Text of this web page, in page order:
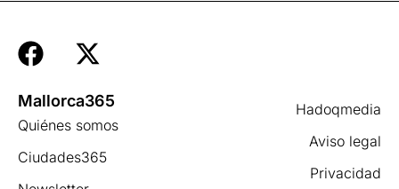
Hadoqmedia
Aviso legal
Privacidad
Mallorca365
Quiénes somos
Ciudades365